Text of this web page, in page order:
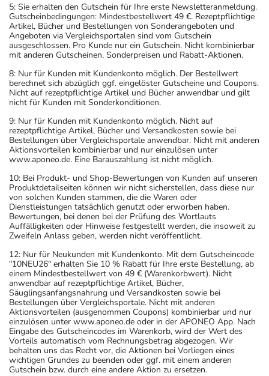
5: Sie erhalten den Gutschein für Ihre erste Newsletteranmeldung.
Gutscheinbedingungen: Mindestbestellwert 49 €. Rezeptpflichtige
Artikel, Bücher und Bestellungen von Sonderangeboten und
Angeboten via Vergleichsportalen sind vom Gutschein
ausgeschlossen. Pro Kunde nur ein Gutschein. Nicht kombinierbar
mit anderen Gutscheinen, Sonderpreisen und Rabatt-Aktionen.
8: Nur für Kunden mit Kundenkonto möglich. Der Bestellwert
berechnet sich abzüglich ggf. eingelöster Gutscheine und Coupons.
Nicht auf rezeptpflichtige Artikel und Bücher anwendbar und gilt
nicht für Kunden mit Sonderkonditionen.
9: Nur für Kunden mit Kundenkonto möglich. Nicht auf
rezeptpflichtige Artikel, Bücher und Versandkosten sowie bei
Bestellungen über Vergleichsportale anwendbar. Nicht mit anderen
Aktionsvorteilen kombinierbar und nur einzulösen unter
www.aponeo.de. Eine Barauszahlung ist nicht möglich.
10: Bei Produkt- und Shop-Bewertungen von Kunden auf unseren
Produktdetailseiten können wir nicht sicherstellen, dass diese nur
von solchen Kunden stammen, die die Waren oder
Dienstleistungen tatsächlich genutzt oder erworben haben.
Bewertungen, bei denen bei der Prüfung des Wortlauts
Auffälligkeiten oder Hinweise festgestellt werden, die insoweit zu
Zweifeln Anlass geben, werden nicht veröffentlicht.
12: Nur für Neukunden mit Kundenkonto. Mit dem Gutscheincode
"10NEU26" erhalten Sie 10 % Rabatt für Ihre erste Bestellung, ab
einem Mindestbestellwert von 49 € (Warenkorbwert). Nicht
anwendbar auf rezeptpflichtige Artikel, Bücher,
Säuglingsanfangsnahrung und Versandkosten sowie bei
Bestellungen über Vergleichsportale. Nicht mit anderen
Aktionsvorteilen (ausgenommen Coupons) kombinierbar und nur
einzulösen unter www.aponeo.de oder in der APONEO App. Nach
Eingabe des Gutscheincodes im Warenkorb, wird der Wert des
Vorteils automatisch vom Rechnungsbetrag abgezogen. Wir
behalten uns das Recht vor, die Aktionen bei Vorliegen eines
wichtigen Grundes zu beenden oder ggf. mit einem anderen
Gutschein bzw. durch eine andere Aktion zu ersetzen.